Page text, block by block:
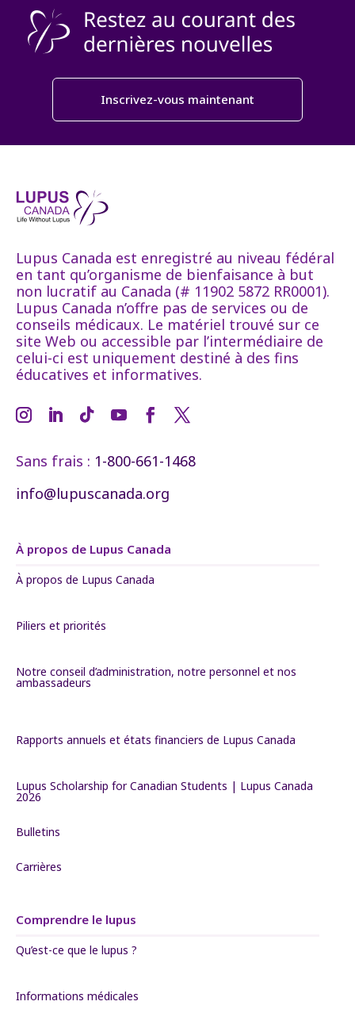
Inscrivez-vous maintenant
Lupus Canada est enregistré au niveau fédéral
en tant qu’organisme de bienfaisance à but
non lucratif au Canada (# 11902 5872 RR0001).
Lupus Canada n’offre pas de services ou de
conseils médicaux. Le matériel trouvé sur ce
site Web ou accessible par l’intermédiaire de
celui-ci est uniquement destiné à des fins
éducatives et informatives.
Sans frais : 1-800-661-1468
info@lupuscanada.org
À propos de Lupus Canada
À propos de Lupus Canada
Piliers et priorités
Notre conseil d’administration, notre personnel et nos
ambassadeurs
Rapports annuels et états financiers de Lupus Canada
Lupus Scholarship for Canadian Students | Lupus Canada
2026
Bulletins
Carrières
Comprendre le lupus
Qu’est-ce que le lupus ?
Informations médicales